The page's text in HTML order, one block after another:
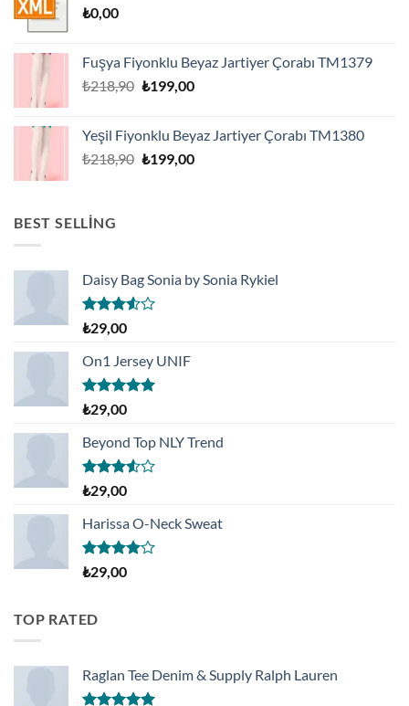
₺0,00
Fuşya Fiyonklu Beyaz Jartiyer Çorabı TM1379
₺218,90 Orijinal
₺199,00Şu
₺199,00.
Yeşil Fiyonklu Beyaz Jartiyer Çorabı TM1380
₺218,90 Orijinal
₺199,00Şu
BEST SELLING
Daisy Bag Sonia by Sonia Rykiel
5
üzerinden
3.50oy
aldı
₺29,00
On1 Jersey UNIF
5 üzerinden
5.00oy
aldı
₺29,00
Beyond Top NLY Trend
5
üzerinden
3.50oy
aldı
₺29,00
Harissa O-Neck Sweat
5
üzerinden
aldı
₺29,00
TOP RATED
Raglan Tee Denim & Supply Ralph Lauren